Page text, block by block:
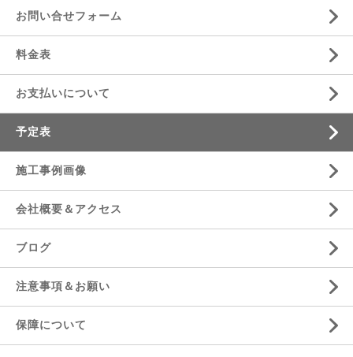
お問い合せフォーム
料金表
お支払いについて
予定表
施工事例画像
会社概要＆アクセス
ブログ
注意事項＆お願い
保障について